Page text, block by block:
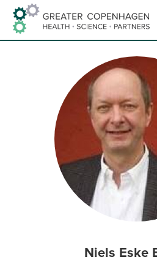
Hop
til
indhold
Niels Eske